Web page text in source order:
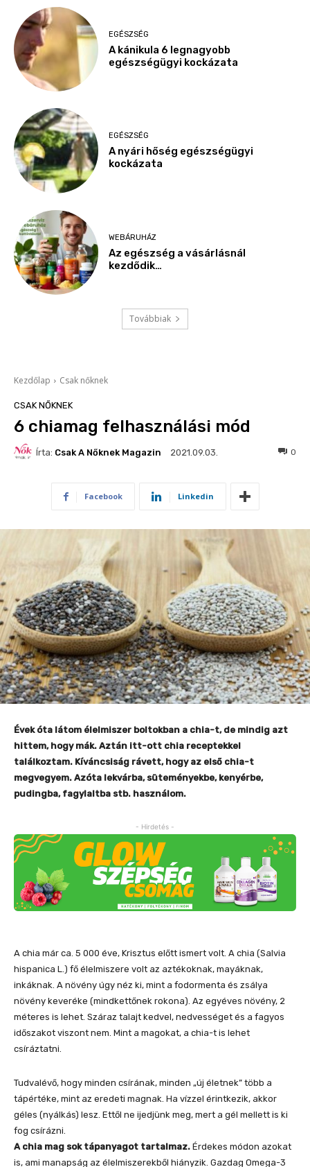
EGÉSZSÉG
A kánikula 6 legnagyobb
egészségügyi kockázata
EGÉSZSÉG
A nyári hőség egészségügyi
kockázata
WEBÁRUHÁZ
Az egészség a vásárlásnál
kezdődik…
Továbbiak